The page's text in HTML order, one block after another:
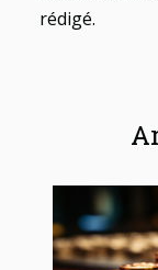
rédigé.